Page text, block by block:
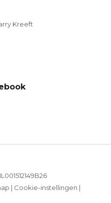
Kreeft
| Cookie-instellingen |